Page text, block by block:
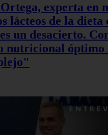
experta en
lácteos de la dieta
un desacierto.
nutricional óptimo